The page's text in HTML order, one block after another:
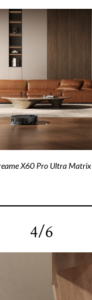
X60 Pro Ultra Matrix
4/6